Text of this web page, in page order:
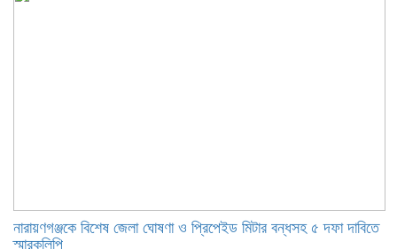
নারায়ণগঞ্জকে বিশেষ জেলা ঘোষণা ও প্রিপেইড মিটার বন্ধসহ ৫ দফা দাবিতে
স্মারকলিপি